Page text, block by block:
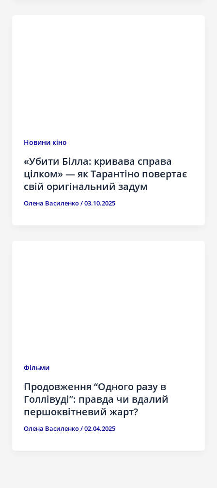
Новини кіно
«Убити Білла: кривава справа
цілком» — як Тарантіно повертає
свій оригінальний задум
Олена Василенко/03.10.2025
Фільми
Продовження “Одного разу в
Голлівуді”: правда чи вдалий
першоквітневий жарт?
Олена Василенко/02.04.2025